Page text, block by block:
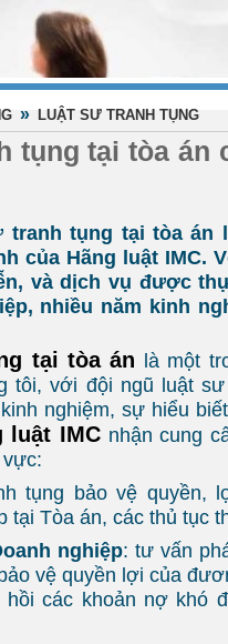
» LUẬT SƯ TRANH TỤNG
tụng tại tòa án
tranh tụng tại tòa án
của Hãng luật IMC.
và dịch vụ được
nhiều năm kinh
tại tòa án là một
tôi, với đội ngũ luật
nghiệm, sự hiểu
luật IMC nhận cung
tụng bảo vệ quyền,
tại Tòa án, các thủ tục
nghiệp: tư vấn
vệ quyền lợi của
các khoản nợ khó